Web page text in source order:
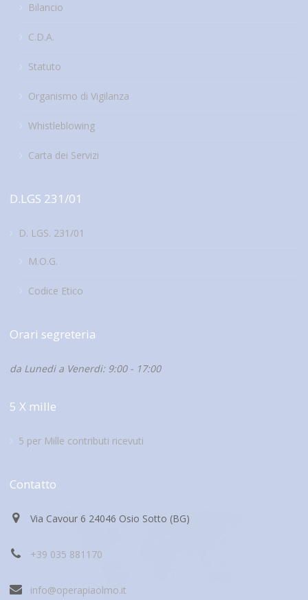
Bilancio
C.D.A.
Statuto
Organismo di Vigilanza
Whistleblowing
Carta dei Servizi
D.LGS 231/01
D. LGS. 231/01
M.O.G.
Codice Etico
Orari segreteria
da Lunedi a Venerdi: 9:00 - 17:00
5 X mille
5 per Mille contributi ricevuti
Contatto
Via Cavour 6 24046 Osio Sotto (BG)
+39 035 881170
info@operapiaolmo.it